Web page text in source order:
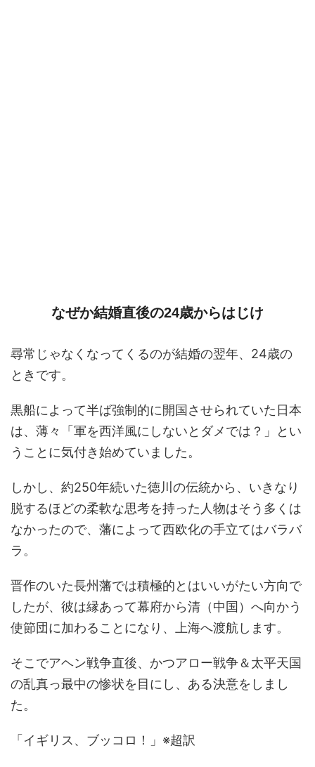
なぜか結婚直後の24歳からはじけ
尋常じゃなくなってくるのが結婚の翌年、24歳の
ときです。
黒船によって半ば強制的に開国させられていた日本
は、薄々「軍を西洋風にしないとダメでは？」とい
うことに気付き始めていました。
しかし、約250年続いた徳川の伝統から、いきなり
脱するほどの柔軟な思考を持った人物はそう多くは
なかったので、藩によって西欧化の手立てはバラバ
ラ。
晋作のいた長州藩では積極的とはいいがたい方向で
したが、彼は縁あって幕府から清（中国）へ向かう
使節団に加わることになり、上海へ渡航します。
そこでアヘン戦争直後、かつアロー戦争＆太平天国
の乱真っ最中の惨状を目にし、ある決意をしまし
た。
「イギリス、ブッコロ！」※超訳